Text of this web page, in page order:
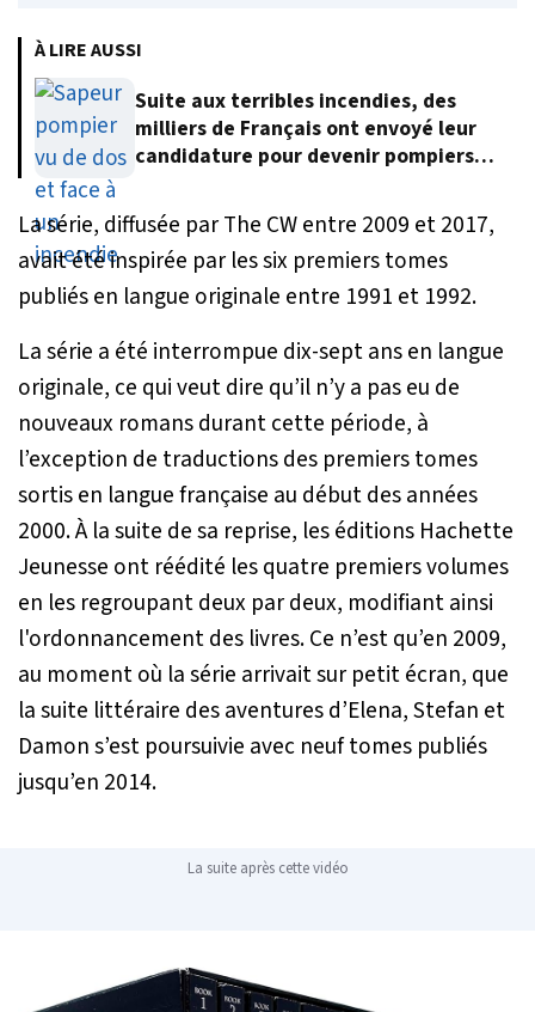
À LIRE AUSSI
Suite aux terribles incendies, des
milliers de Français ont envoyé leur
candidature pour devenir pompiers
La série, diffusée par The CW entre 2009 et 2017,
avait été inspirée par les six premiers tomes
publiés en langue originale entre 1991 et 1992.
La série a été interrompue dix-sept ans en langue
originale, ce qui veut dire qu’il n’y a pas eu de
nouveaux romans durant cette période, à
l’exception de traductions des premiers tomes
sortis en langue française au début des années
2000. À la suite de sa reprise, les éditions Hachette
Jeunesse ont réédité les quatre premiers volumes
en les regroupant deux par deux, modifiant ainsi
l'ordonnancement des livres. Ce n’est qu’en 2009,
au moment où la série arrivait sur petit écran, que
la suite littéraire des aventures d’Elena, Stefan et
Damon s’est poursuivie avec neuf tomes publiés
jusqu’en 2014.
La suite après cette vidéo